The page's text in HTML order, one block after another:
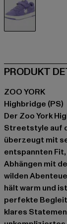
PRODUKT
ZOO YORK
Highbridge (PS)
Der Zoo York
Streetstyle auf
überzeugt mit
entspannten
Abhängen mit
wilden
hält warm und
perfekte
klares